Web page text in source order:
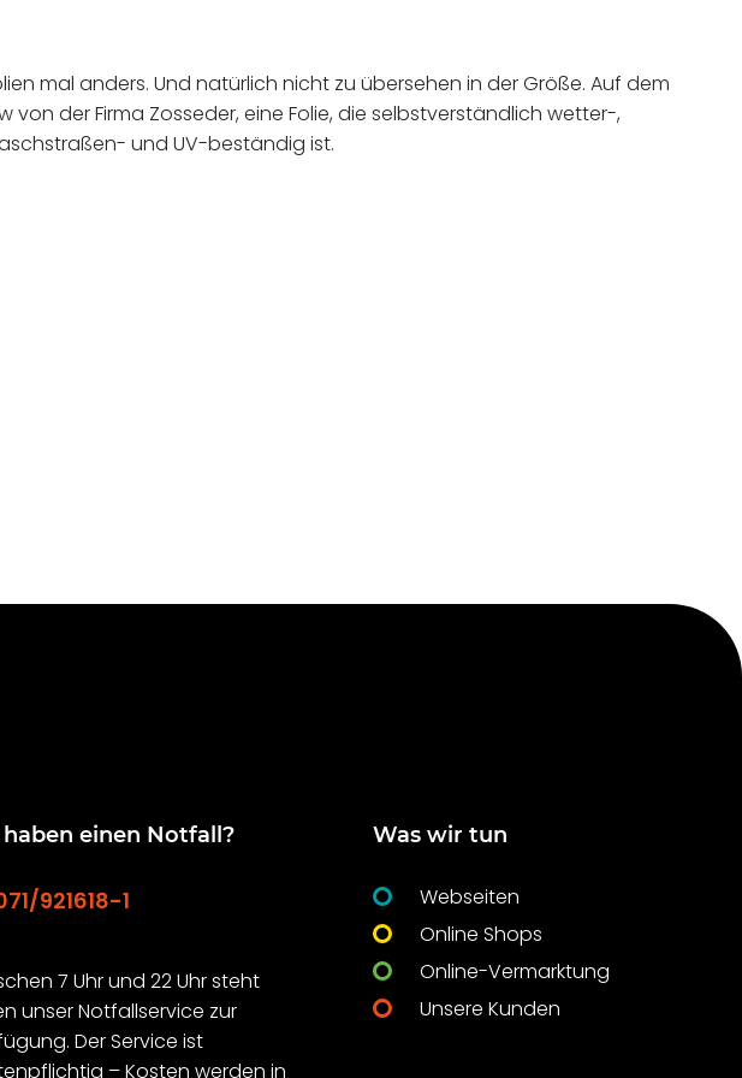
mal anders. Und natürlich nicht zu übersehen in der Größe. Auf dem
von der Firma Zosseder, eine Folie, die selbstverständlich wetter-,
und UV-beständig ist.
haben einen Notfall?
921618-1
7 Uhr und 22 Uhr steht
unser Notfallservice zur
Der Service ist
– Kosten werden in
Was wir tun
Webseiten
Online Shops
Online-Vermarktung
Unsere Kunden